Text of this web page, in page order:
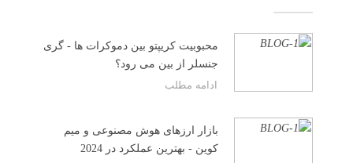
محبوبیت کریپتو بین دموکرات ها - گری
جنسلر از بین می رود؟
ادامه مطلب
بازار ارزهای هوش مصنوعی و میم
کوین - بهترین عملکرد در 2024